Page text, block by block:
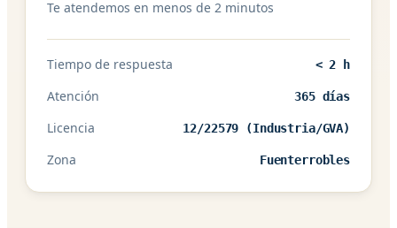
Te atendemos en menos de 2 minutos
Tiempo de respuesta < 2 h
Atención 365 días
Licencia 12/22579 (Industria/GVA)
Zona Fuenterrobles